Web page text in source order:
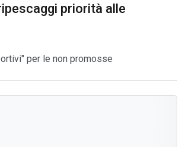
priorità alle
per le non promosse